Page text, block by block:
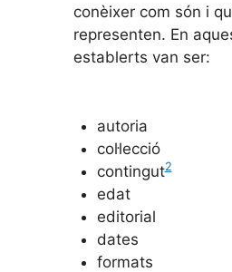
conèixer com són i
representen. En
establerts van ser:
autoria
col·lecció
contingut2
edat
editorial
dates
formats